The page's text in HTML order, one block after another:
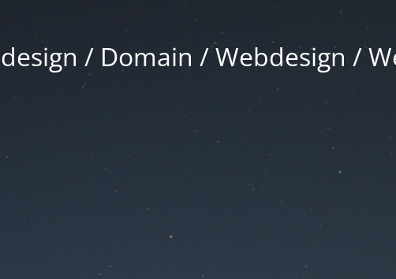
/ Domain / Webdesign /